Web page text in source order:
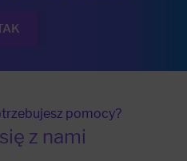
pomocy?
z nami